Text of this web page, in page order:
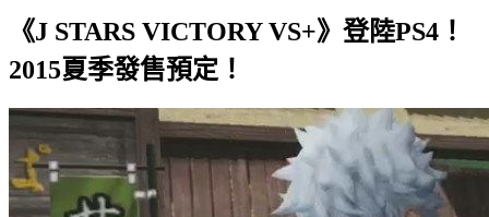
《J STARS VICTORY VS+》登陸PS4！
2015夏季發售預定！